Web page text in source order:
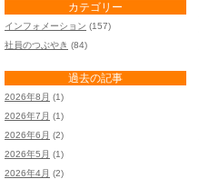
カテゴリー
インフォメーション (157)
社員のつぶやき (84)
過去の記事
2026年8月 (1)
2026年7月 (1)
2026年6月 (2)
2026年5月 (1)
2026年4月 (2)